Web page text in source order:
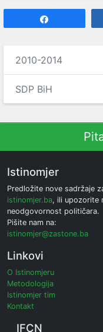
2010-2014
SDP BiH
Istinomjer
Predložite nove sadržaje
istinomjer.ba, ili upozorite
neodgovornost političara.
Pišite nam na:
istinomjer@zastone.ba
Linkovi
O Istinomjeru
Metodologija
Istinomjer tim
Kontakt
IFCN